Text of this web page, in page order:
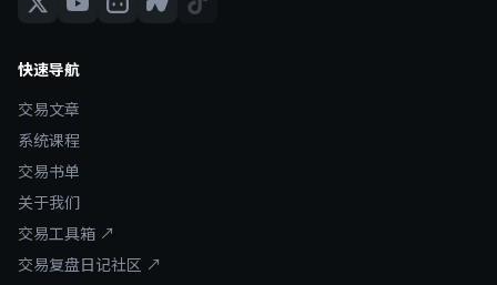
快速导航
交易文章
系统课程
交易书单
关于我们
交易工具箱 ↗
交易复盘日记社区 ↗